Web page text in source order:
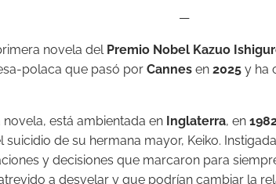
—
novela del Premio Nobel Kazuo
polaca que pasó por Cannes en 2025 y ha
está ambientada en Inglaterra, en
suicidio de su hermana mayor, Keiko.
y decisiones que marcaron para
a desvelar y que podrían cambiar la